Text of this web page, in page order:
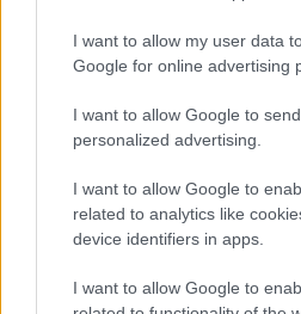
I want to allow my user data
Google for online advertising
I want to allow Google to
personalized advertising.
I want to allow Google to
related to analytics like
device identifiers in apps.
I want to allow Google to
Biografie
Biografie più visitate
Indice dei nomi